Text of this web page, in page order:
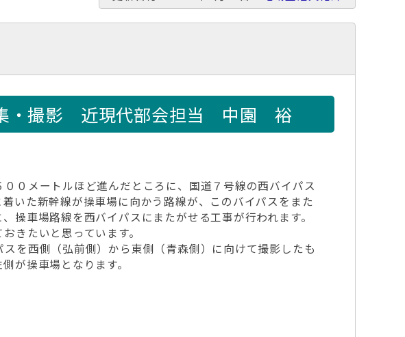
撮影 近現代部会担当 中園 裕
０メートルほど進んだところに、国道７号線の西バイパス
いた新幹線が操車場に向かう路線が、このバイパスをまた
操車場路線を西バイパスにまたがせる工事が行われます。
きたいと思っています。
を西側（弘前側）から東側（青森側）に向けて撮影したも
側が操車場となります。